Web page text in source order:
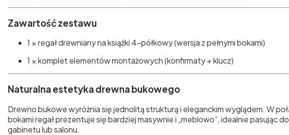
Zawartość zestawu
1 × regał drewniany na książki 4-półkowy (wersja z pełnymi bokami)
1 × komplet elementów montażowych (konfirmaty + klucz)
Naturalna estetyka drewna bukowego
Drewno bukowe wyróżnia się jednolitą strukturą i eleganckim wyglądem. W
bokami regał prezentuje się bardziej masywnie i „meblowo”, idealnie pasując
gabinetu lub salonu.